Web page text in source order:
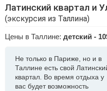
Латинский квартал и
(экскурсия из Таллина)
Цены в Таллине: детский -
Не только в Париже, но и в
Таллине есть свой
квартал. Во время отдыха у
вас будет возможность